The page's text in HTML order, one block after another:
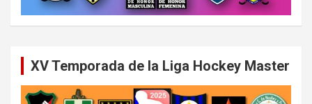
XV Temporada de la Liga Hockey Master